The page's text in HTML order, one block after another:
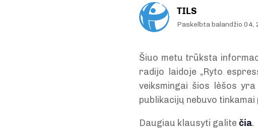
TILS
Paskelbta balandžio 04,
Šiuo metu trūksta
radijo laidoje „Ryto
veiksmingai šios lėšos
publikacijų nebuvo tinkamai
Daugiau klausyti galite čia.